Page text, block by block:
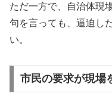
ただ一方で、自治体現
句を言っても、逼迫し
い。
市民の要求が現場